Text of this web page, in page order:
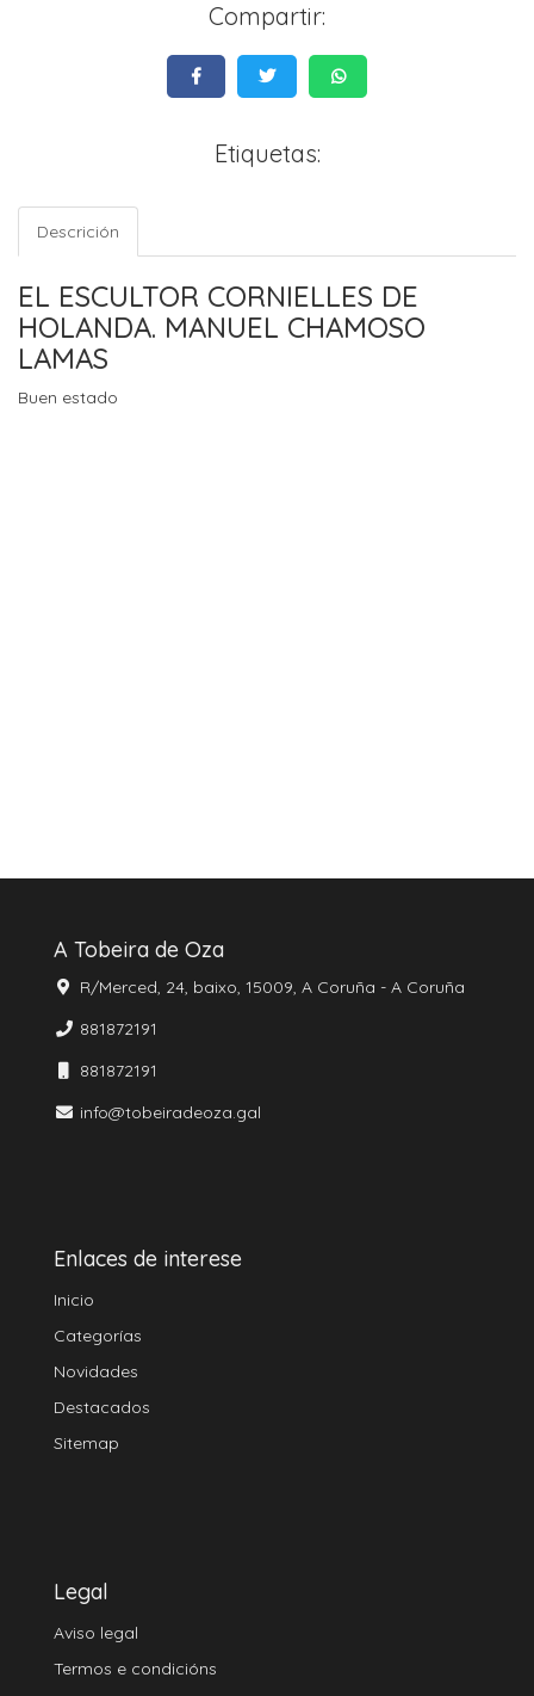
Compartir:
Etiquetas:
Descrición
EL ESCULTOR CORNIELLES DE
HOLANDA. MANUEL CHAMOSO
LAMAS
Buen estado
A Tobeira de Oza
R/Merced, 24, baixo, 15009, A Coruña - A Coruña
881872191
881872191
info@tobeiradeoza.gal
Enlaces de interese
Inicio
Categorías
Novidades
Destacados
Sitemap
Legal
Aviso legal
Termos e condicións